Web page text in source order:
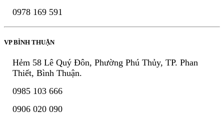
0978 169 591
VP BÌNH THUẬN
Hẻm 58 Lê Quý Đôn, Phường Phú Thủy, TP. Phan
Thiết, Bình Thuận.
0985 103 666
0906 020 090